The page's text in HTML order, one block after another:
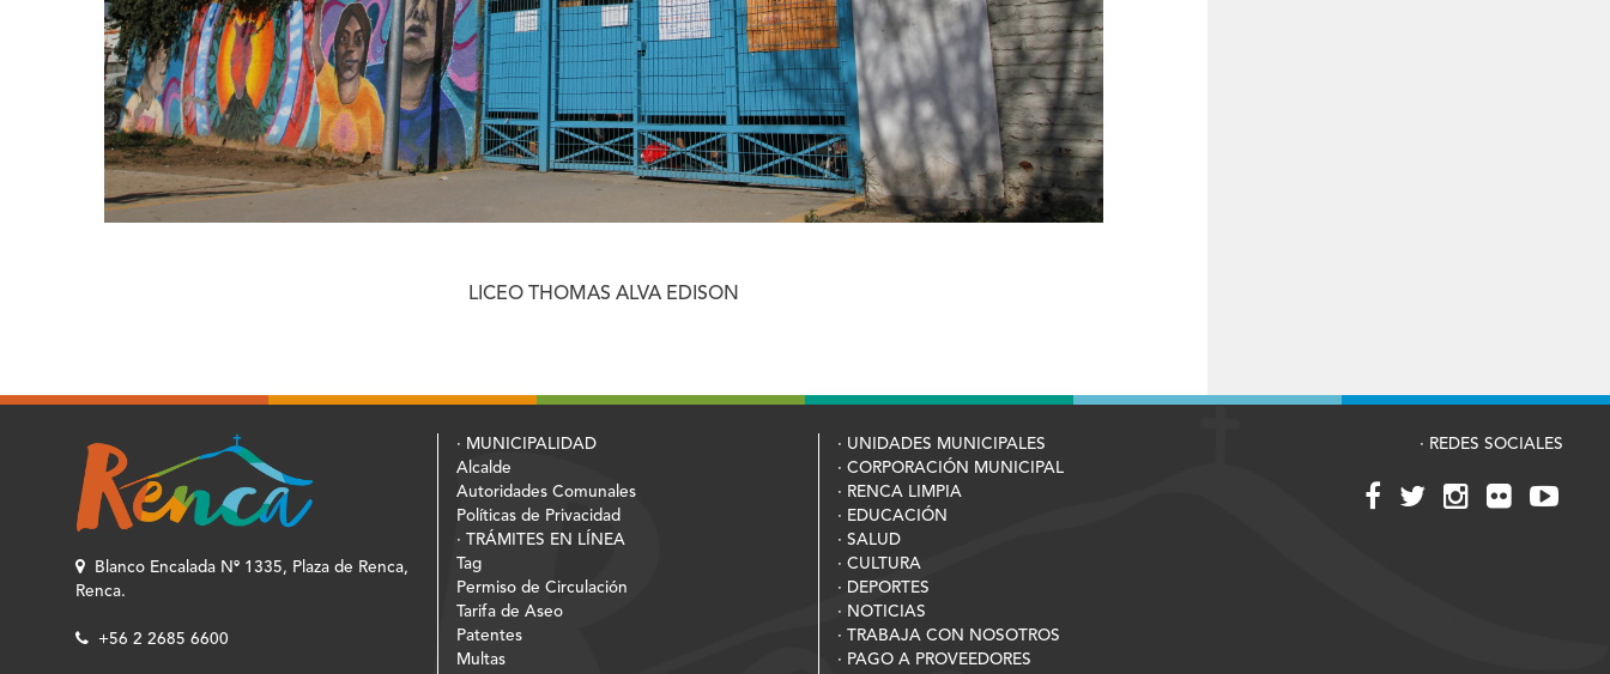
LICEO THOMAS ALVA EDISON
Blanco Encalada Nº 1335, Plaza de Renca,
Renca.
+56 2 2685 6600
· MUNICIPALIDAD
Alcalde
Autoridades Comunales
Políticas de Privacidad
· TRÁMITES EN LÍNEA
Tag
Permiso de Circulación
Tarifa de Aseo
Patentes
Multas
· UNIDADES MUNICIPALES
· CORPORACIÓN MUNICIPAL
· RENCA LIMPIA
· EDUCACIÓN
· SALUD
· CULTURA
· DEPORTES
· NOTICIAS
· TRABAJA CON NOSOTROS
· PAGO A PROVEEDORES
· REDES SOCIALES